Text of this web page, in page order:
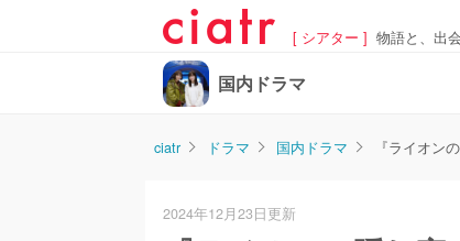
[ シアター ] 物語と、出会
国内ドラマ
ciatr ドラマ 国内ドラマ 『ライオン
2024年12月23日更新